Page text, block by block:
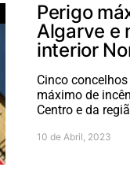
Perigo
Algarve e
interior
Cinco
máximo de
Centro e da
10 de Abril, 2023